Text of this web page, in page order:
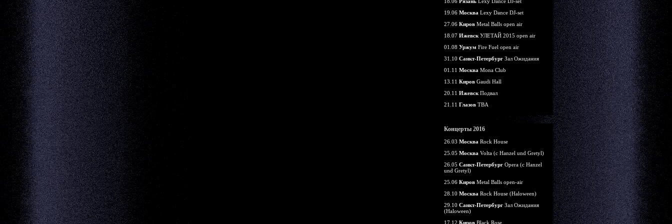
19.06 Москва Lexy Dance DJ-set
27.06 Киров Metal Balls open air
18.07 Ижевск УЛЕТАЙ 2015 open air
01.08 Уржум Fire Fuel open air
31.10 Санкт-Петербург Зал Ожидания
01.11 Москва Mona Club
13.11 Киров Gaudi Hall
20.11 Ижевск Подвал
21.11 Глазов TBA
Концерты 2016
26.03 Москва Rock House
25.05 Москва Volta (c Hanzel und Gretyl)
26.05 Санкт-Петербург Opera (c Hanzel
und Gretyl)
25.06 Киров Metal Balls open-air
28.10 Москва Rock House (Haloween)
29.10 Санкт-Петербург Зал Ожидания
(Haloween)
17.12 Киров Black Rose